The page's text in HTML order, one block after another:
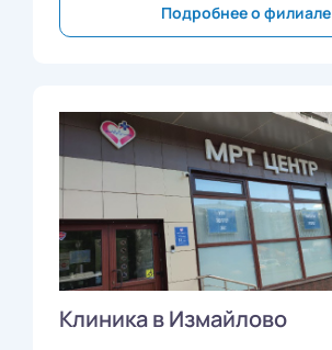
Подробнее о филиале
Клиника в Измайлово